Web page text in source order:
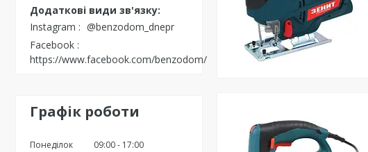
Instagram
@benzodom_dnepr
Facebook
https://www.facebook.com/benzodom/
Графік роботи
Понеділок 09:00
17:00